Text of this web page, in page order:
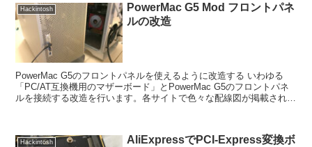
Hackintosh
PowerMac G5 Mod フロントパネ
ルの改造
PowerMac G5のフロントパネルを使えるように改造する いわゆる
「PC/AT互換機用のマザーボード」とPowerMac G5のフロントパネ
ルを接続する改造を行います。各サイトで色々な配線図が掲載されて
Hackintosh
AliExpressでPCI-Express変換ボ